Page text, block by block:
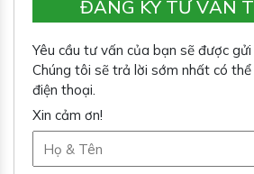
ĐĂNG KÝ TƯ VẤN
Yêu cầu tư vấn của bạn sẽ được
Chúng tôi sẽ trả lời sớm nhất có
điện thoại.
Xin cảm ơn!